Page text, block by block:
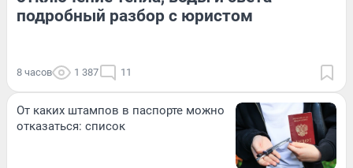
подробный разбор с юристом
8 часов 1 387 11
От каких штампов в паспорте можно
отказаться: список